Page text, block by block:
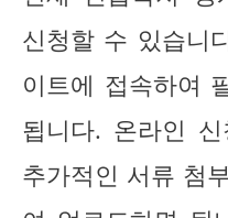
신청할 수 있습니
이트에 접속하여
됩니다. 온라인
추가적인 서류 첨